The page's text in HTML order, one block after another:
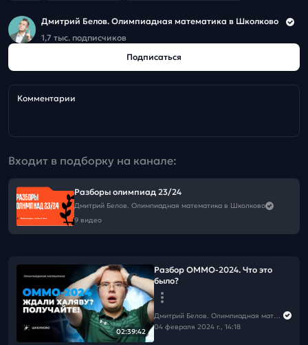
Дмитрий Белов. Олимпиадная математика в Школково
1,7 тыс. подписчиков
Подписаться
Комментарии
Входит в подборку на канале:
Разборы олимпиад 23/24
Дмитрий Белов. Олимпиадная математика в Школково
9 видео
02:39:42
Разбор ОММО-2024. Что это
было?
Дмитрий Белов. Олимпиадная математика в Школково
04 февраля 2024 г., 14:18